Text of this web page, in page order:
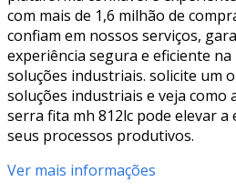
com mais de 1,6 milhão de
confiam em nossos serviços,
experiência segura e eficiente
soluções industriais. solicite um
soluções industriais e veja como
serra fita mh 812lc pode elevar a
seus processos produtivos.
Ver mais informações